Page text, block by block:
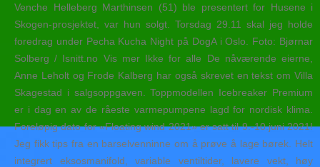
Venche Helleberg Marthinsen (51) ble presentert for Husene i
Skogen-prosjektet, var hun solgt. Torsdag 29.11 skal jeg holde
foredrag under Pecha Kucha Night på DogA i Oslo. Foto: Bjørnar
Solberg / Isnitt.no Vis mer Ikke for alle De nåværende eierne,
Anne Leholt og Frode Kalberg har også skrevet en tekst om Villa
Skagestad i salgsoppgaven. Toppmodellen Icebreaker Premium
er i dag en av de råeste varmepumpene lagd for nordisk klima.
Foreløpig dato for «Floating wind 2021» er satt til 9.-10.juni 2021!
Jeg fikk tips fra en barselvenninne om å prøve å lage børek. Helt
integrert eksosmanifold, variable ventiltider, lavere vekt, høy